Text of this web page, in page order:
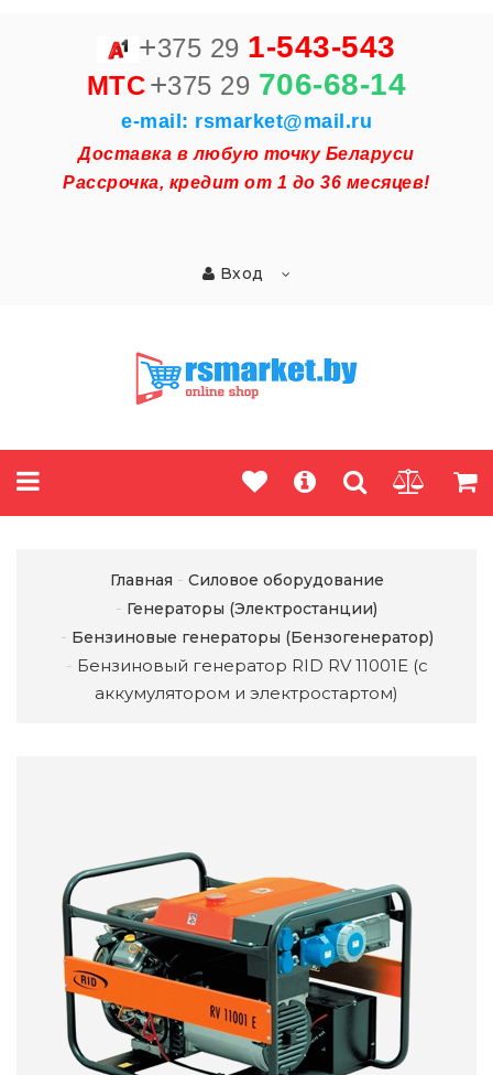
+375 29 1-543-543
MTC+375 29 706-68-14
e-mail: rsmarket@mail.ru
Доставка в любую точку Беларуси
Рассрочка, кредит от 1 до 36 месяцев!
Вход
Главная
Силовое оборудование
Генераторы (Электростанции)
Бензиновые генераторы (Бензогенератор)
Бензиновый генератор RID RV 11001E (с
аккумулятором и электростартом)